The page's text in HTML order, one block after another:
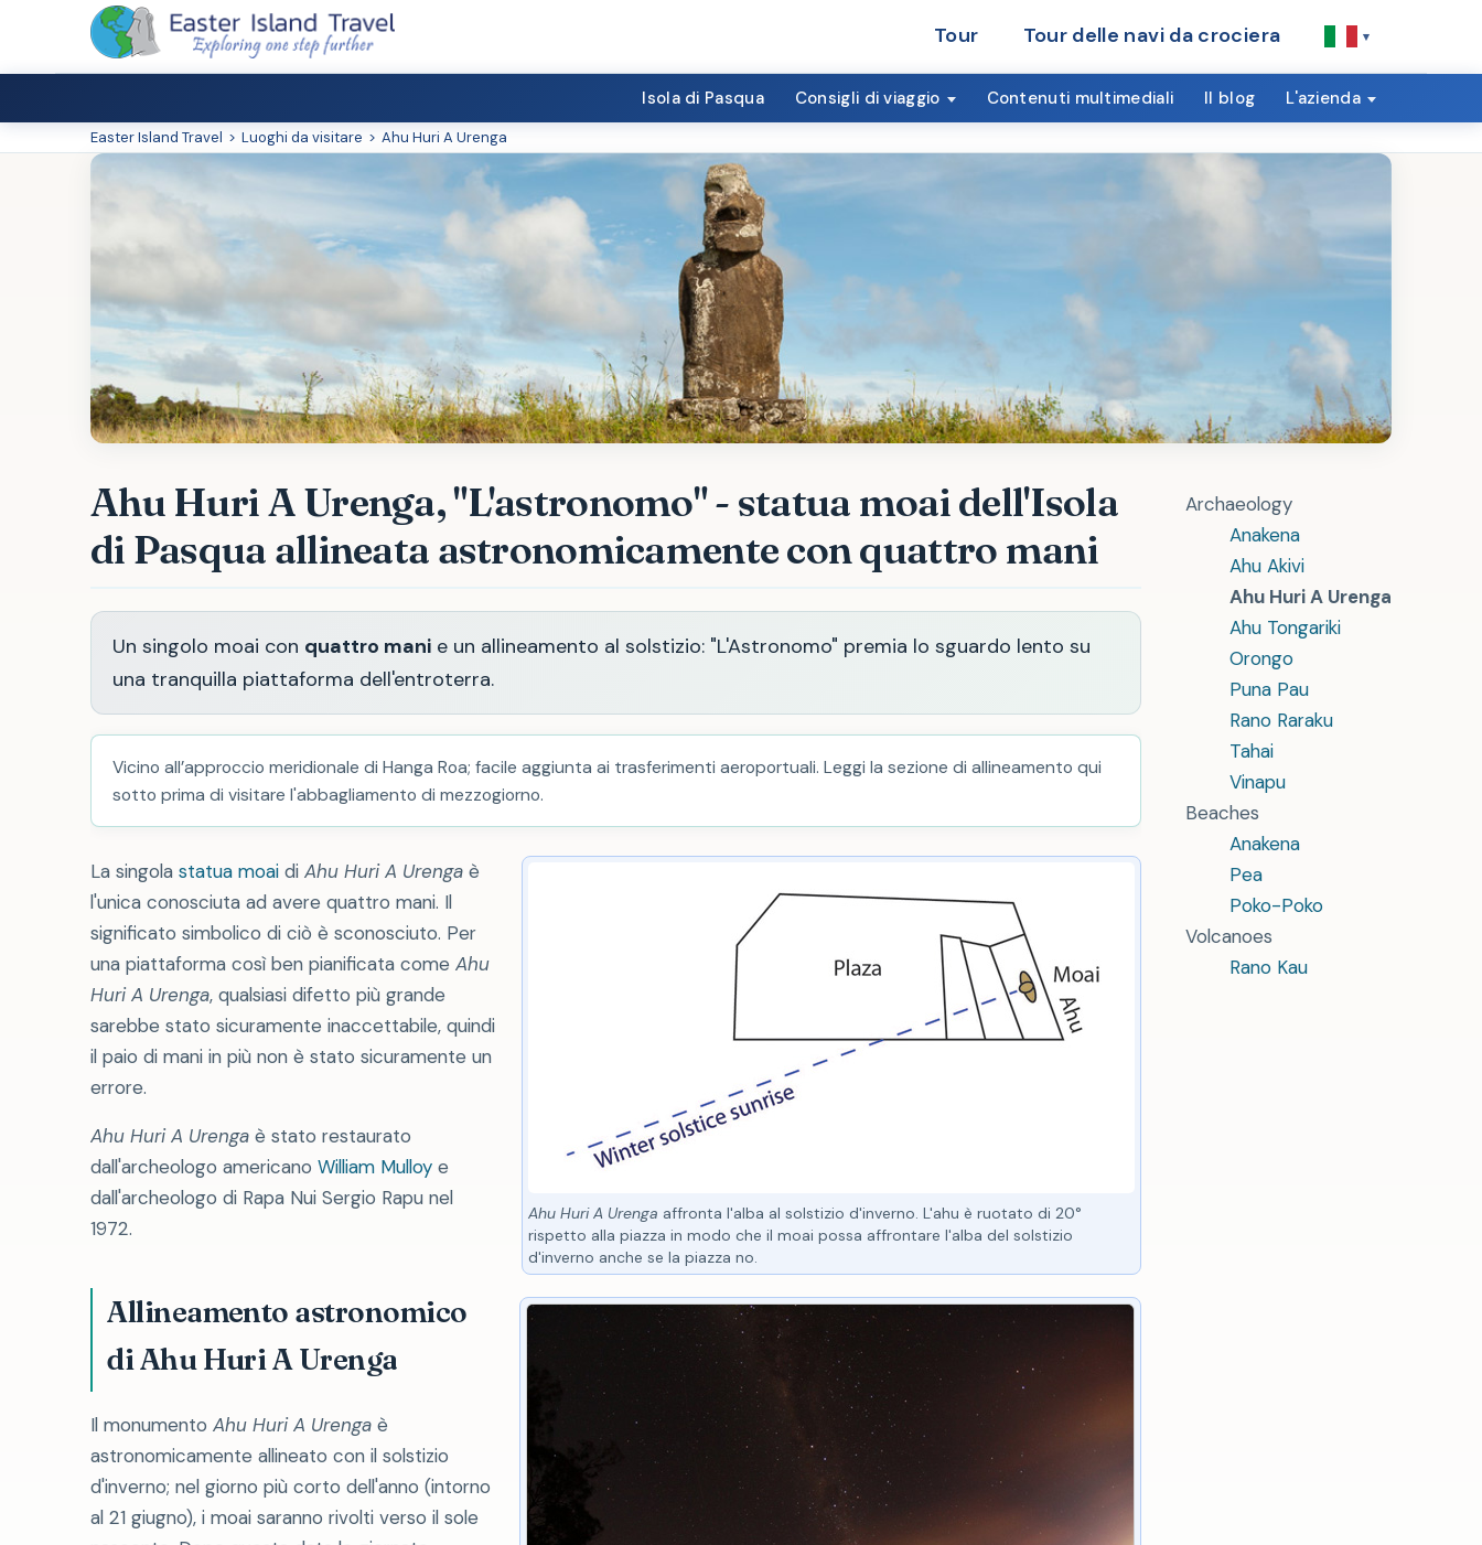
Tour Tour delle navi da crociera ▾
Isola di Pasqua Consigli di viaggio Contenuti multimediali Il blog L'azienda
Easter Island Travel > Luoghi da visitare > Ahu Huri A Urenga
Archaeology
Anakena
Ahu Akivi
Ahu Huri A Urenga
Ahu Tongariki
Orongo
Puna Pau
Rano Raraku
Tahai
Vinapu
Beaches
Anakena
Pea
Poko-Poko
Volcanoes
Rano Kau
Ahu Huri A Urenga, "L'astronomo" - statua moai dell'Isola
di Pasqua allineata astronomicamente con quattro mani
Un singolo moai con quattro mani e un allineamento al solstizio: "L'Astronomo" premia lo sguardo lento su
una tranquilla piattaforma dell'entroterra.
Vicino all’approccio meridionale di Hanga Roa; facile aggiunta ai trasferimenti aeroportuali. Leggi la sezione di allineamento qui
sotto prima di visitare l'abbagliamento di mezzogiorno.
Ahu Huri A Urenga affronta l'alba al solstizio d'inverno. L'ahu è ruotato di 20°
rispetto alla piazza in modo che il moai possa affrontare l'alba del solstizio
d'inverno anche se la piazza no.
La singola statua moai di Ahu Huri A Urenga è
l'unica conosciuta ad avere quattro mani. Il
significato simbolico di ciò è sconosciuto. Per
una piattaforma così ben pianificata come Ahu
Huri A Urenga, qualsiasi difetto più grande
sarebbe stato sicuramente inaccettabile, quindi
il paio di mani in più non è stato sicuramente un
errore.
Ahu Huri A Urenga è stato restaurato
dall'archeologo americano William Mulloy e
dall'archeologo di Rapa Nui Sergio Rapu nel
1972.
Allineamento astronomico
di Ahu Huri A Urenga
Il monumento Ahu Huri A Urenga è
astronomicamente allineato con il solstizio
d'inverno; nel giorno più corto dell'anno (intorno
al 21 giugno), i moai saranno rivolti verso il sole